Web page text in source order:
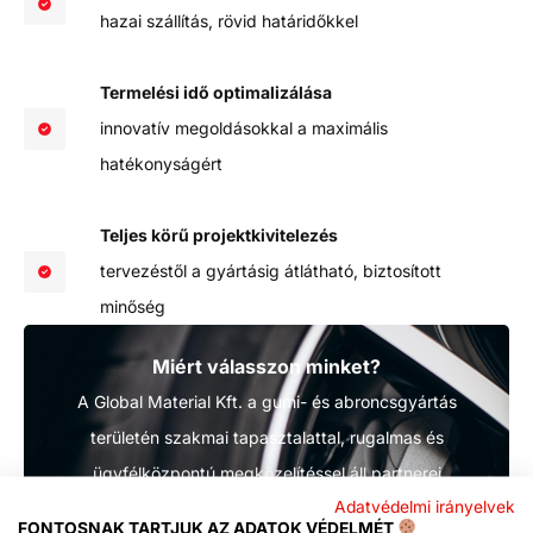
hazai szállítás, rövid határidőkkel
Termelési idő optimalizálása
innovatív megoldásokkal a maximális
hatékonyságért
Teljes körű projektkivitelezés
tervezéstől a gyártásig átlátható, biztosított
minőség
Miért válasszon minket?
A Global Material Kft. a gumi- és abroncsgyártás
területén szakmai tapasztalattal, rugalmas és
ügyfélközpontú megközelítéssel áll partnerei
rendelkezésére. Megoldásaink a termelési célokat és a
Adatvédelmi irányelvek
FONTOSNAK TARTJUK AZ ADATOK VÉDELMÉT